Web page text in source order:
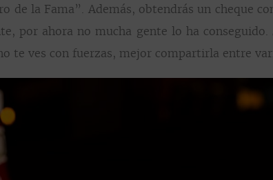
de la Fama”. Además, obtendrás un cheque
por ahora no mucha gente lo ha
te ves con fuerzas, mejor compartirla entre